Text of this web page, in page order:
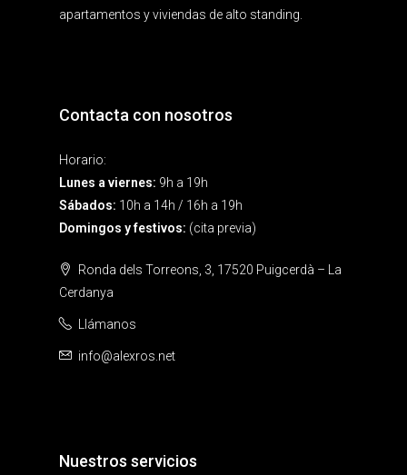
apartamentos y viviendas de alto standing.
Contacta con nosotros
Horario:
Lunes a viernes: 9h a 19h
Sábados: 10h a 14h / 16h a 19h
Domingos y festivos: (cita previa)
Ronda dels Torreons, 3, 17520 Puigcerdà – La
Cerdanya
Llámanos
info@alexros.net
Nuestros servicios